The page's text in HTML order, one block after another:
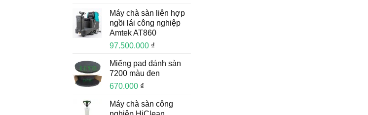
Máy chà sàn liên hợp
ngồi lái công nghiệp
Amtek AT860
97.500.000 ₫
Miếng pad đánh sàn
7200 màu đen
670.000 ₫
Máy chà sàn công